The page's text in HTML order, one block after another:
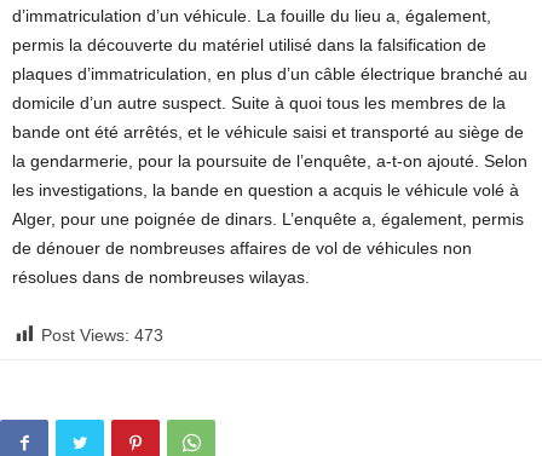
d’immatriculation d’un véhicule. La fouille du lieu a, également,
permis la découverte du matériel utilisé dans la falsification de
plaques d’immatriculation, en plus d’un câble électrique branché au
domicile d’un autre suspect. Suite à quoi tous les membres de la
bande ont été arrêtés, et le véhicule saisi et transporté au siège de
la gendarmerie, pour la poursuite de l’enquête, a-t-on ajouté. Selon
les investigations, la bande en question a acquis le véhicule volé à
Alger, pour une poignée de dinars. L’enquête a, également, permis
de dénouer de nombreuses affaires de vol de véhicules non
résolues dans de nombreuses wilayas.
Post Views: 473